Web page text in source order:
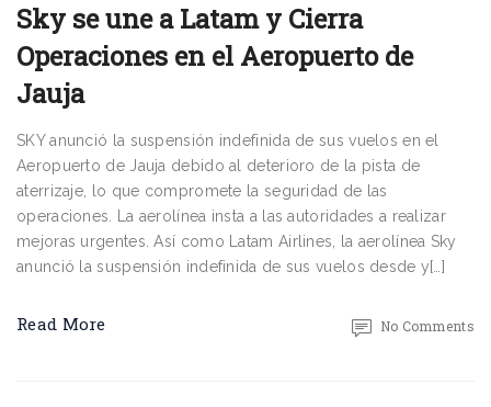
Sky se une a Latam y Cierra
Operaciones en el Aeropuerto de
Jauja
SKY anunció la suspensión indefinida de sus vuelos en el
Aeropuerto de Jauja debido al deterioro de la pista de
aterrizaje, lo que compromete la seguridad de las
operaciones. La aerolínea insta a las autoridades a realizar
mejoras urgentes. Así como Latam Airlines, la aerolínea Sky
anunció la suspensión indefinida de sus vuelos desde y[…]
Read More No Comments